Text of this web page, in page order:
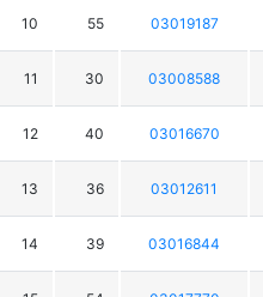
10 55 03019187
11 30 03008588
12 40 03016670
13 36 03012611
14 39 03016844